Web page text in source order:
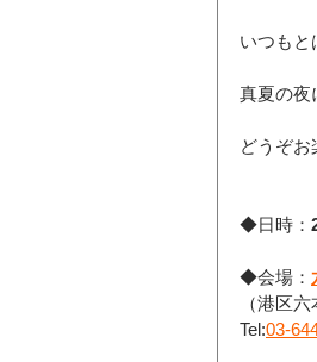
いつもと
真夏の夜
どうぞお
◆日時：
◆会場：
（港区
Tel:03-